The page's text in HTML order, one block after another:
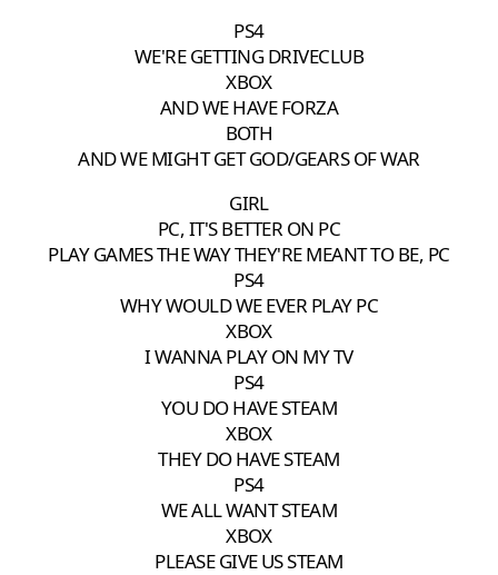
WE'RE GETTING DRIVECLUB
XBOX
AND WE HAVE FORZA
BOTH
AND WE MIGHT GET GOD/GEARS OF WAR
GIRL
PC, IT'S BETTER ON PC
PLAY GAMES THE WAY THEY'RE MEANT TO BE, PC
WHY WOULD WE EVER PLAY PC
XBOX
I WANNA PLAY ON MY TV
YOU DO HAVE STEAM
XBOX
THEY DO HAVE STEAM
WE ALL WANT STEAM
XBOX
PLEASE GIVE US STEAM